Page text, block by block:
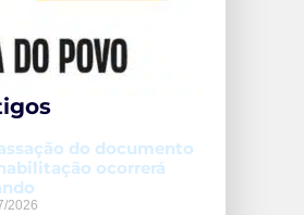
do documento
ocorrerá
2026